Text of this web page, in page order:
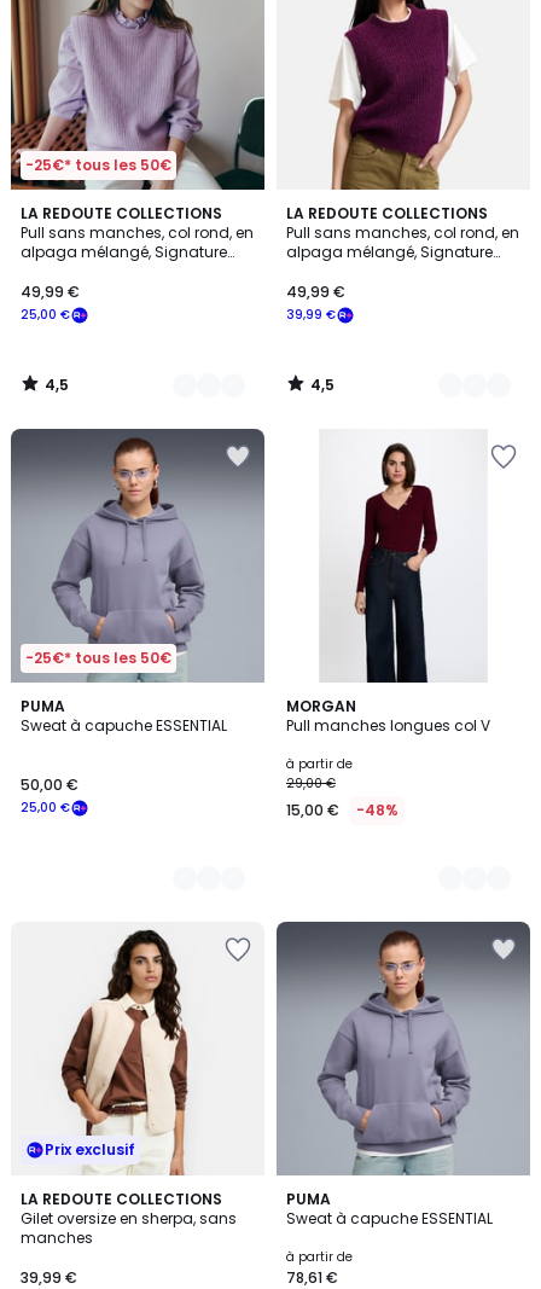
-25€* tous les 50€
LA REDOUTE COLLECTIONS
Pull sans manches, col rond, en
alpaga mélangé, Signature
25,00 €
49,99 €
4,5
/ 5
2
Couleurs
4,5
/
LA REDOUTE COLLECTIONS
Pull sans manches, col rond, en
alpaga mélangé, Signature
39,99 €
49,99 €
4,5
/ 5
5
Couleurs
4,5
/
-25€* tous les 50€
PUMA
Sweat à capuche ESSENTIAL
25,00 €
50,00 €
2
Couleurs
MORGAN
Pull manches longues col V
à partir de
29,00 €
15,00 € -48%
5
Couleurs
Prix exclusif
LA REDOUTE COLLECTIONS
Gilet oversize en sherpa, sans
manches
39,99 €
3,9
/ 5
4
Couleurs
PUMA
Sweat à capuche ESSENTIAL
à partir de
78,61 €